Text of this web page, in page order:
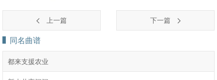
上一篇 下一篇
同名曲谱
都来支援农业